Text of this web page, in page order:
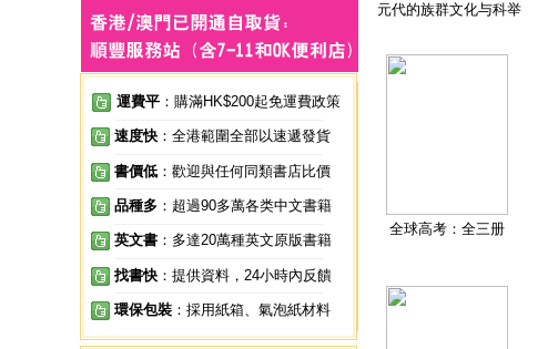
運費平 ：購滿HK$200起免運費政策
速度快 ：全港範圍全部以速遞發貨
書價低 ：歡迎與任何同類書店比價
品種多 ：超過90多萬各类中文書籍
英文書 ：多達20萬種英文原版書籍
找書快 ：提供資料，24小時內反饋
環保包裝 ：採用紙箱、氣泡紙材料
元代的族群文化与科举
全球高考：全三册